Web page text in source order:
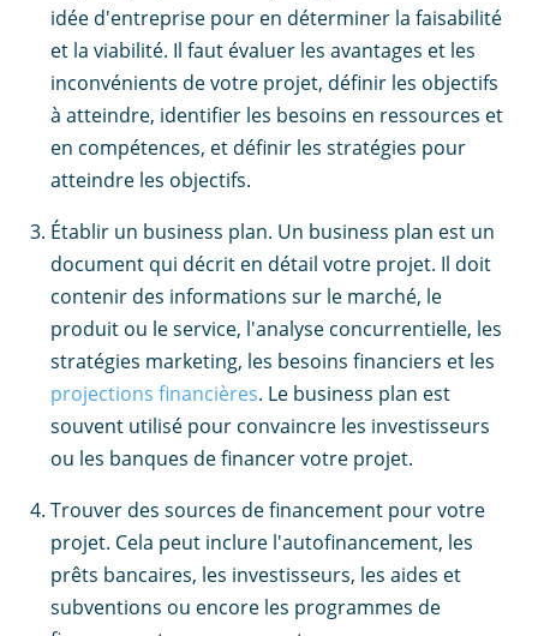
idée d'entreprise pour en déterminer la faisabilité
et la viabilité. Il faut évaluer les avantages et les
inconvénients de votre projet, définir les objectifs
à atteindre, identifier les besoins en ressources et
en compétences, et définir les stratégies pour
atteindre les objectifs.
Établir un business plan. Un business plan est un
document qui décrit en détail votre projet. Il doit
contenir des informations sur le marché, le
produit ou le service, l'analyse concurrentielle, les
stratégies marketing, les besoins financiers et les
projections financières. Le business plan est
souvent utilisé pour convaincre les investisseurs
ou les banques de financer votre projet.
Trouver des sources de financement pour votre
projet. Cela peut inclure l'autofinancement, les
prêts bancaires, les investisseurs, les aides et
subventions ou encore les programmes de